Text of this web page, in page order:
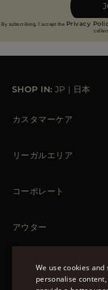
By subscribing, I accept the Privacy
SHOP IN: JP | 日本
カスタマーケア
注文と支払い
リーガルエリア
クッキーポリシー
アクセシビリティ・ス
コーポレート
アウター
Men's Spring Coats
Denim Jackets for
We use cookies
personalise